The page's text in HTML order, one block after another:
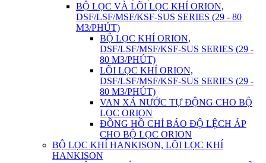
BỘ LỌC VÀ LÕI LỌC KHÍ ORION,
DSF/LSF/MSF/KSF-SUS SERIES (29 - 80
M3/PHÚT)
BỘ LỌC KHÍ ORION,
DSF/LSF/MSF/KSF-SUS SERIES (29 -
80 M3/PHÚT)
LÕI LỌC KHÍ ORION,
DSF/LSF/MSF/KSF-SUS SERIES (29 -
80 M3/PHÚT)
VAN XẢ NƯỚC TỰ ĐỘNG CHO BỘ
LỌC ORION
ĐỒNG HỒ CHỈ BÁO ĐỘ LỆCH ÁP
CHO BỘ LỌC ORION
BỘ LỌC KHÍ HANKISON, LÕI LỌC KHÍ
HANKISON